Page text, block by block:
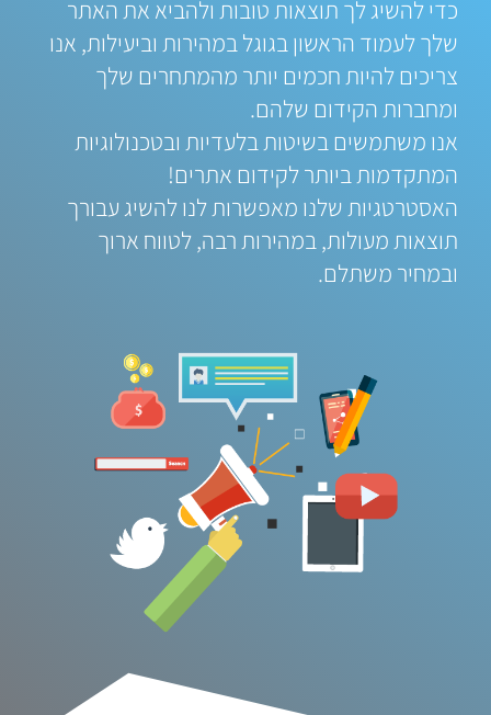
כדי להשיג לך תוצאות טובות ולהביא את האתר
שלך לעמוד הראשון בגוגל במהירות וביעילות, אנו
צריכים להיות חכמים יותר מהמתחרים שלך
ומחברות הקידום שלהם.
אנו משתמשים בשיטות בלעדיות ובטכנולוגיות
המתקדמות ביותר לקידום אתרים!
האסטרטגיות שלנו מאפשרות לנו להשיג עבורך
תוצאות מעולות, במהירות רבה, לטווח ארוך
ובמחיר משתלם.